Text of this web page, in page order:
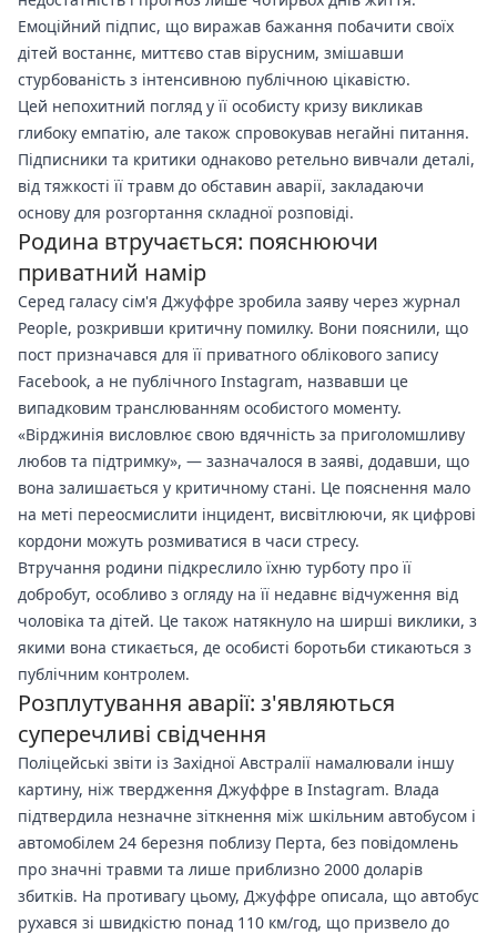
Емоційний підпис, що виражав бажання побачити своїх
дітей востаннє, миттєво став вірусним, змішавши
стурбованість з інтенсивною публічною цікавістю.
Цей непохитний погляд у її особисту кризу викликав
глибоку емпатію, але також спровокував негайні питання.
Підписники та критики однаково ретельно вивчали деталі,
від тяжкості її травм до обставин аварії, закладаючи
основу для розгортання складної розповіді.
Родина втручається: пояснюючи
приватний намір
Серед галасу сім'я Джуффре зробила заяву через журнал
People, розкривши критичну помилку. Вони пояснили, що
пост призначався для її приватного облікового запису
Facebook, а не публічного Instagram, назвавши це
випадковим транслюванням особистого моменту.
«Вірджинія висловлює свою вдячність за приголомшливу
любов та підтримку», — зазначалося в заяві, додавши, що
вона залишається у критичному стані. Це пояснення мало
на меті переосмислити інцидент, висвітлюючи, як цифрові
кордони можуть розмиватися в часи стресу.
Втручання родини підкреслило їхню турботу про її
добробут, особливо з огляду на її недавнє відчуження від
чоловіка та дітей. Це також натякнуло на ширші виклики, з
якими вона стикається, де особисті боротьби стикаються з
публічним контролем.
Розплутування аварії: з'являються
суперечливі свідчення
Поліцейські звіти із Західної Австралії намалювали іншу
картину, ніж твердження Джуффре в Instagram. Влада
підтвердила незначне зіткнення між шкільним автобусом і
автомобілем 24 березня поблизу Перта, без повідомлень
про значні травми та лише приблизно 2000 доларів
збитків. На противагу цьому, Джуффре описала, що автобус
рухався зі швидкістю понад 110 км/год, що призвело до